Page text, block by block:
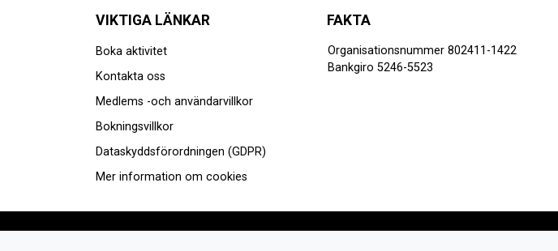
VIKTIGA LÄNKAR
Boka aktivitet
Kontakta oss
Medlems -och användarvillkor
Bokningsvillkor
Dataskyddsförordningen (GDPR)
Mer information om cookies
FAKTA
Organisationsnummer 802411-1422
Bankgiro 5246-5523